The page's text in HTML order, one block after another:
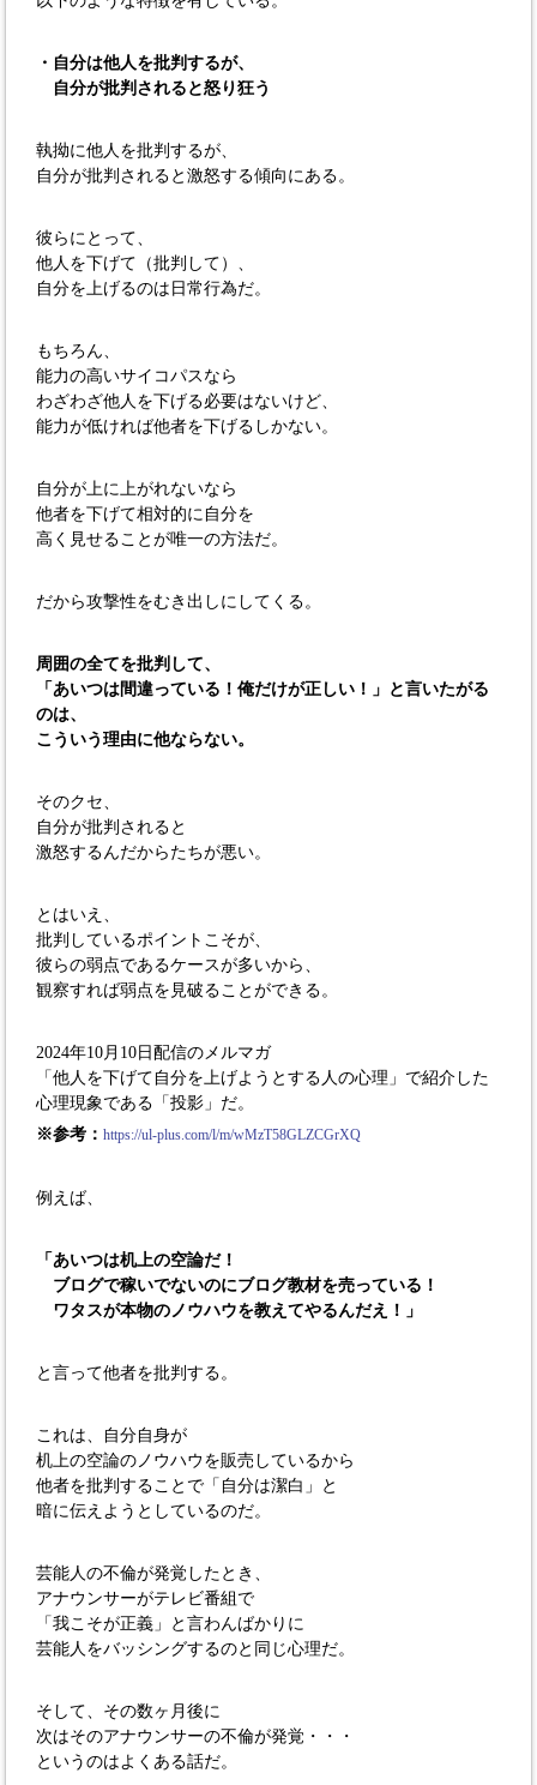
・自分は他人を批判するが、
自分が批判されると怒り狂う
執拗に他人を批判するが、
自分が批判されると激怒する傾向にある。
彼らにとって、
他人を下げて（批判して）、
自分を上げるのは日常行為だ。
もちろん、
能力の高いサイコパスなら
わざわざ他人を下げる必要はないけど、
能力が低ければ他者を下げるしかない。
自分が上に上がれないなら
他者を下げて相対的に自分を
高く見せることが唯一の方法だ。
だから攻撃性をむき出しにしてくる。
周囲の全てを批判して、
「あいつは間違っている！俺だけが正しい！」と言いたがる
のは、
こういう理由に他ならない。
そのクセ、
自分が批判されると
激怒するんだからたちが悪い。
とはいえ、
批判しているポイントこそが、
彼らの弱点であるケースが多いから、
観察すれば弱点を見破ることができる。
2024年10月10日配信のメルマガ
「他人を下げて自分を上げようとする人の心理」で紹介した
心理現象である「投影」だ。
※参考：https://ul-plus.com/l/m/wMzT58GLZCGrXQ
例えば、
「あいつは机上の空論だ！
ブログで稼いでないのにブログ教材を売っている！
ワタスが本物のノウハウを教えてやるんだえ！」
と言って他者を批判する。
これは、自分自身が
机上の空論のノウハウを販売しているから
他者を批判することで「自分は潔白」と
暗に伝えようとしているのだ。
芸能人の不倫が発覚したとき、
アナウンサーがテレビ番組で
「我こそが正義」と言わんばかりに
芸能人をバッシングするのと同じ心理だ。
そして、その数ヶ月後に
次はそのアナウンサーの不倫が発覚・・・
というのはよくある話だ。